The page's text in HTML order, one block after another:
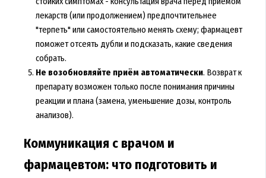
лекарств (или продолжением) предпочтительнее
"терпеть" или самостоятельно менять схему; фармацевт
поможет отсеять дубли и подсказать, какие сведения
собрать.
Не возобновляйте приём автоматически. Возврат к
препарату возможен только после понимания причины
реакции и плана (замена, уменьшение дозы, контроль
анализов).
Коммуникация с врачом и
фармацевтом: что подготовить и